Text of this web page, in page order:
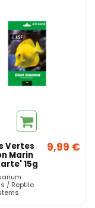
Vertes
Marin
15g
/ Reptile
9,99 €